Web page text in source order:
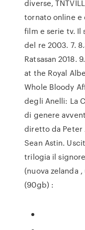
diverse,
tornato online
film e serie tv. Il
del re 2003. 7.
Ratsasan 2018.
at the Royal
Whole Bloody
degli Anelli: La
di genere
diretto da Peter
Sean Astin.
trilogia il
(nuova zelanda
(90gb) :